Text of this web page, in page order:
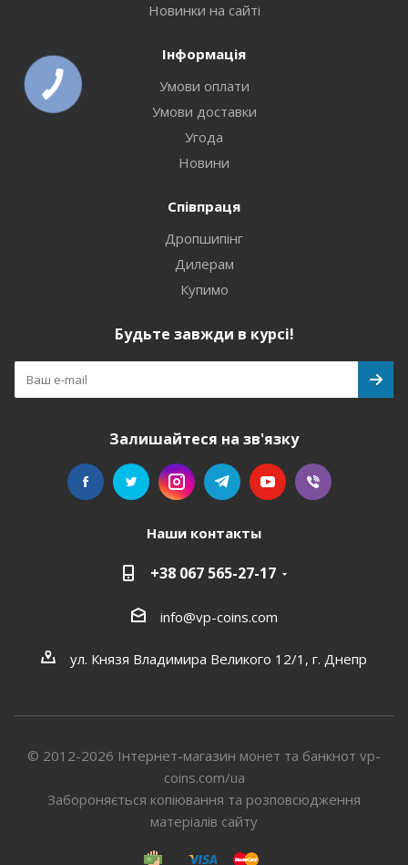
Новинки на сайті
Інформація
Умови оплати
Умови доставки
Угода
Новини
Співпраця
Дропшипінг
Дилерам
Купимо
Будьте завжди в курсі!
Залишайтеся на зв'язку
Наши контакты
+38 067 565-27-17
info@vp-coins.com
ул. Князя Владимира Великого 12/1, г. Днепр
© 2012-2026 Інтернет-магазин монет та банкнот vp-
coins.com/ua
Забороняється копіювання та розповсюдження
матеріалів сайту